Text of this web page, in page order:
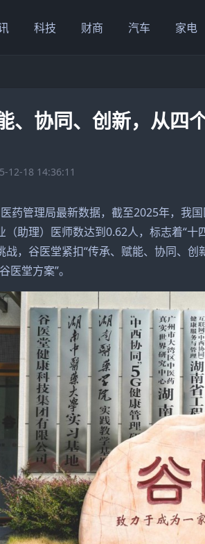
科技 财商 汽车 家电
、协同、创新，从四
12-18 14:36:11
管理局最新数据，截至2025年，我国
（助理）医师数达到0.62人，标志着“
战，谷医堂紧扣“传承、赋能、协同、
医堂方案”。